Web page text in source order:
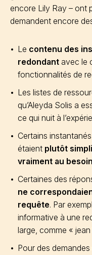
encore Lily Ray – ont
demandent encore
Le contenu des
redondant avec le
fonctionnalités de
Les listes de
qu’Aleyda Solis a
ce qui nuit à
Certains
étaient plutôt
vraiment au besoin
Certaines des
ne
requête. Par
informative à une
large, comme « jean
Pour des demandes